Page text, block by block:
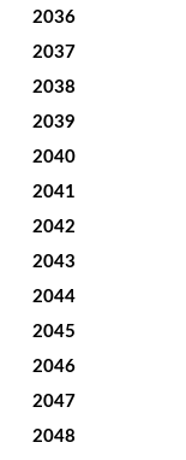
2036
2037
2038
2039
2040
2041
2042
2043
2044
2045
2046
2047
2048